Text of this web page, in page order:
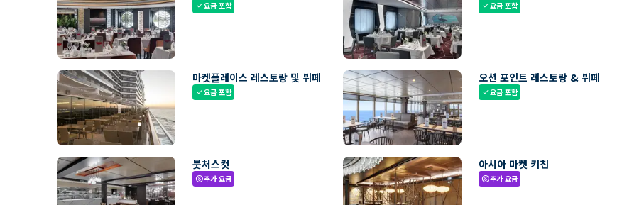
check요금 포함 check요금 포함
마켓플레이스 레스토랑 및 뷔페
check요금 포함
오션 포인트 레스토랑 & 뷔페
check요금 포함
붓처스컷
paid추가 요금
아시아 마켓 키친
paid추가 요금